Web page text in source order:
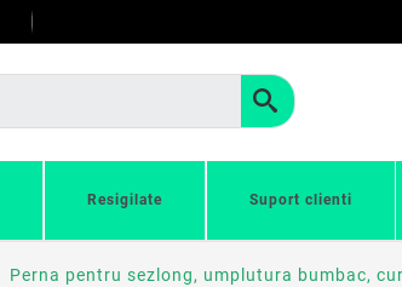
Resigilate Suport clienti
Perna pentru sezlong, umplutura bumbac,